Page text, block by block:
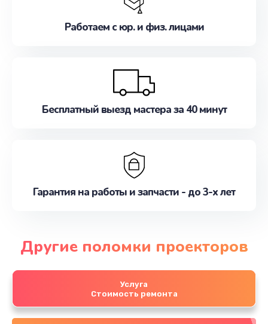
Работаем с юр. и физ. лицами
Бесплатный выезд мастера за 40 минут
Гарантия на работы и запчасти - до 3-х лет
Другие поломки проекторов
Услуга
Стоимость ремонта